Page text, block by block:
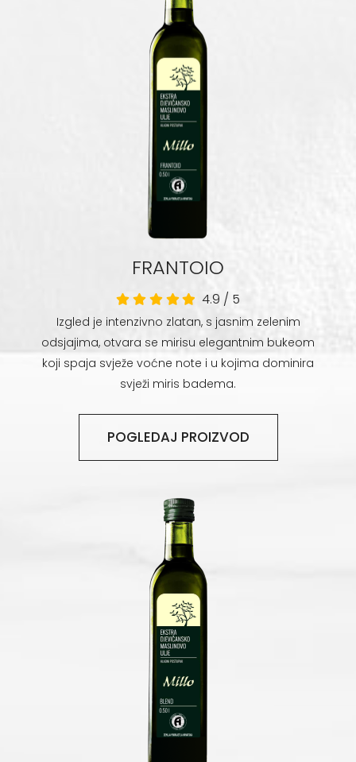
FRANTOIO
4.9 / 5
Izgled je intenzivno zlatan, s jasnim zelenim
odsjajima, otvara se mirisu elegantnim bukeom
koji spaja svježe voćne note i u kojima dominira
svježi miris badema.
POGLEDAJ PROIZVOD